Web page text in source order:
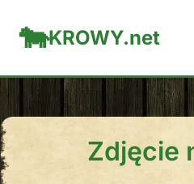
KROWY.net
Zdjęcie